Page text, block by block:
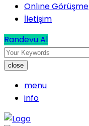
Onlıne Görüşme
İletişim
Randevu Al
close
menu
info